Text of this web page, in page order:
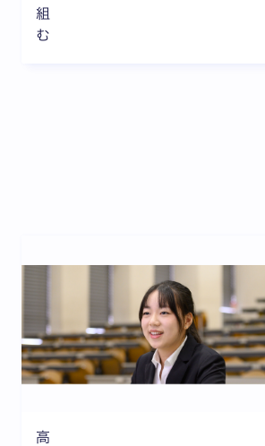
組
む
高